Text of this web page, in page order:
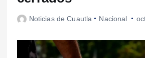
Noticias de Cuautla Nacional